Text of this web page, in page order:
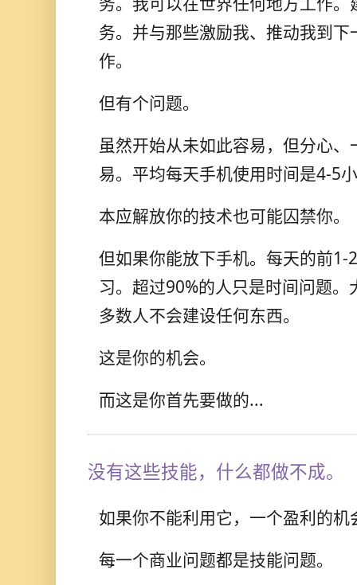
务。并与那些激励我、推动我到
作。
但有个问题。
虽然开始从未如此容易，但分心
易。平均每天手机使用时间是4-5
本应解放你的技术也可能囚禁你。
但如果你能放下手机。每天的前1-
习。超过90%的人只是时间问题
多数人不会建设任何东西。
这是你的机会。
而这是你首先要做的...
没有这些技能，什么都做不成。
如果你不能利用它，一个盈利的机
每一个商业问题都是技能问题。